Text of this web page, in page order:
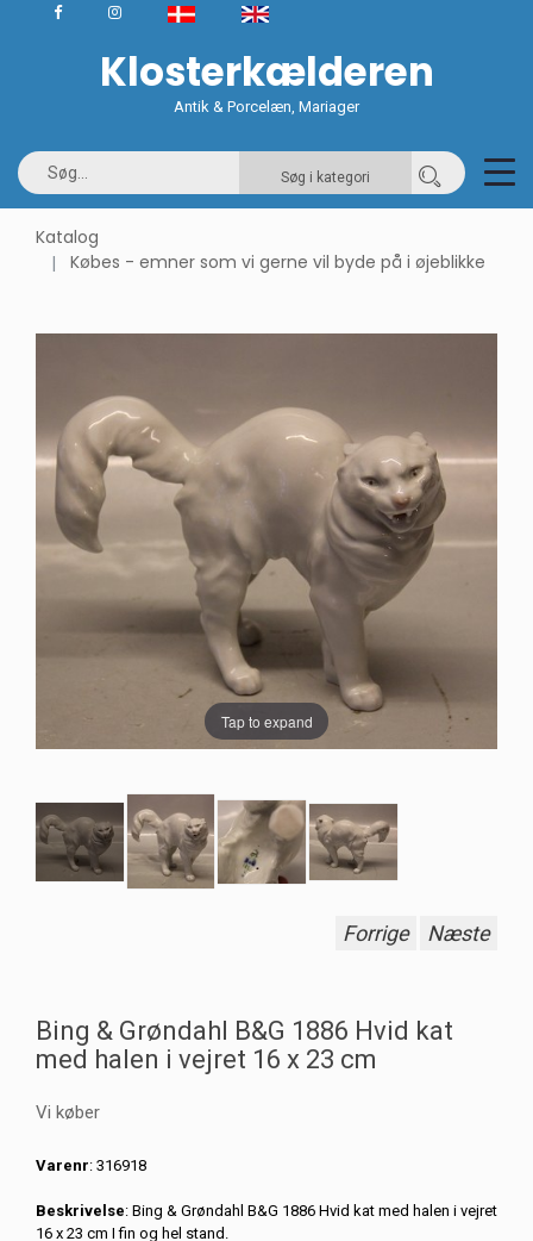
Klosterkælderen
Antik & Porcelæn, Mariager
Søg i kategori
Katalog
Købes - emner som vi gerne vil byde på i øjeblikke
Tap to expand
Forrige Næste
Bing & Grøndahl B&G 1886 Hvid kat
med halen i vejret 16 x 23 cm
Vi køber
Varenr: 316918
Beskrivelse: Bing & Grøndahl B&G 1886 Hvid kat med halen i vejret
16 x 23 cm I fin og hel stand.